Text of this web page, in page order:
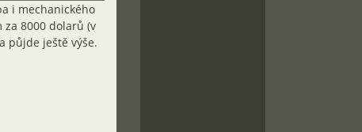
i mechanického
8000 dolarů (v
půjde ještě výše.